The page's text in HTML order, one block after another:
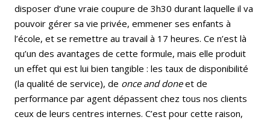
disposer d’une vraie coupure de 3h30 durant laquelle il va
pouvoir gérer sa vie privée, emmener ses enfants à
l’école, et se remettre au travail à 17 heures. Ce n’est là
qu’un des avantages de cette formule, mais elle produit
un effet qui est lui bien tangible : les taux de disponibilité
(la qualité de service), de once and doneet de
performance par agent dépassent chez tous nos clients
ceux de leurs centres internes. C’est pour cette raison,